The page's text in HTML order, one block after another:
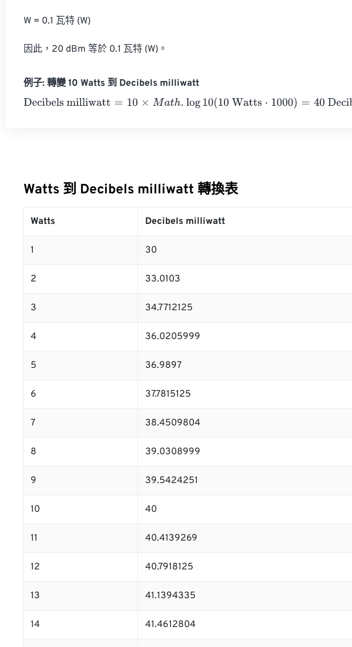
W = 0.1 瓦特 (W)
因此，20 dBm 等於 0.1 瓦特 (W)。
例子: 轉變 10 Watts 到 Decibels milliwatt
Decibels milliwatt=10 ×M ath .log10(10 Watts⋅1000) =40 Decibels milliwatt
Watts 到 Decibels milliwatt 轉換表
Watts Decibels milliwatt
1 30
2 33.0103
3 34.7712125
4 36.0205999
5 36.9897
6 37.7815125
7 38.4509804
8 39.0308999
9 39.5424251
10 40
11 40.4139269
12 40.7918125
13 41.1394335
14 41.4612804